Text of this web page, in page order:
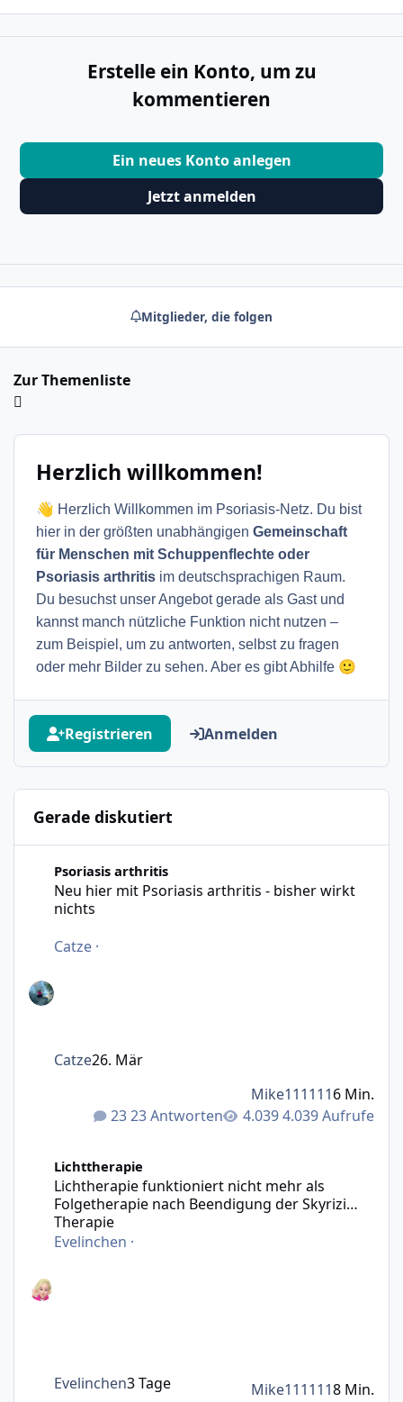
Erstelle ein Konto, um zu
kommentieren
Ein neues Konto anlegen
Jetzt anmelden
Mitglieder, die folgen
Zur Themenliste
Herzlich willkommen!
👋 Herzlich Willkommen im Psoriasis-Netz. Du bist
hier in der größten unabhängigen Gemeinschaft
für Menschen mit Schuppenflechte oder
Psoriasis arthritis im deutschsprachigen Raum.
Du besuchst unser Angebot gerade als Gast und
kannst manch nützliche Funktion nicht nutzen –
zum Beispiel, um zu antworten, selbst zu fragen
oder mehr Bilder zu sehen. Aber es gibt Abhilfe 🙂
Registrieren Anmelden
Gerade diskutiert
Psoriasis arthritis
Neu hier mit Psoriasis arthritis - bisher wirkt
nichts
Catze ·
23 Antworten 4.039 Aufrufe
Catze26. Mär
Mike1111116 Min.
Lichttherapie
Lichtherapie funktioniert nicht mehr als
Folgetherapie nach Beendigung der Skyrizi
Therapie
Evelinchen ·
Evelinchen3 Tage Mike1111118 Min.